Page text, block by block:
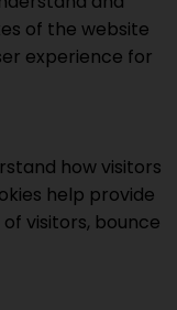
of the website
experience for
how visitors
help provide
visitors, bounce